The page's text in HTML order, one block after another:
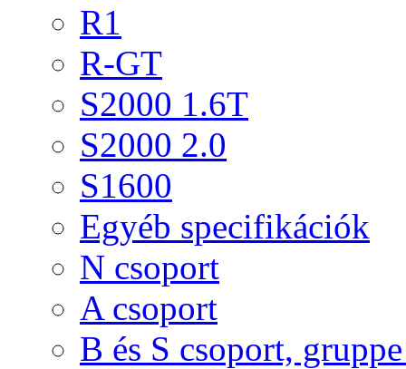
R1
R-GT
S2000 1.6T
S2000 2.0
S1600
Egyéb specifikációk
N csoport
A csoport
B és S csoport,